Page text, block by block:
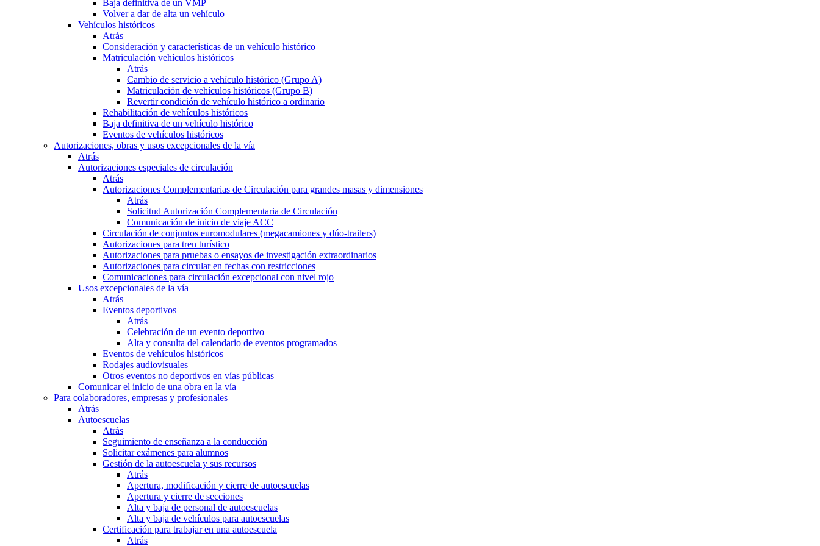
Baja definitiva de un VMP
Volver a dar de alta un vehículo
Vehículos históricos
Atrás
Consideración y características de un vehículo histórico
Matriculación vehículos históricos
Atrás
Cambio de servicio a vehículo histórico (Grupo A)
Matriculación de vehículos históricos (Grupo B)
Revertir condición de vehículo histórico a ordinario
Rehabilitación de vehículos históricos
Baja definitiva de un vehículo histórico
Eventos de vehículos históricos
Autorizaciones, obras y usos excepcionales de la vía
Atrás
Autorizaciones especiales de circulación
Atrás
Autorizaciones Complementarias de Circulación para grandes masas y dimensiones
Atrás
Solicitud Autorización Complementaria de Circulación
Comunicación de inicio de viaje ACC
Circulación de conjuntos euromodulares (megacamiones y dúo-trailers)
Autorizaciones para tren turístico
Autorizaciones para pruebas o ensayos de investigación extraordinarios
Autorizaciones para circular en fechas con restricciones
Comunicaciones para circulación excepcional con nivel rojo
Usos excepcionales de la vía
Atrás
Eventos deportivos
Atrás
Celebración de un evento deportivo
Alta y consulta del calendario de eventos programados
Eventos de vehículos históricos
Rodajes audiovisuales
Otros eventos no deportivos en vías públicas
Comunicar el inicio de una obra en la vía
Para colaboradores, empresas y profesionales
Atrás
Autoescuelas
Atrás
Seguimiento de enseñanza a la conducción
Solicitar exámenes para alumnos
Gestión de la autoescuela y sus recursos
Atrás
Apertura, modificación y cierre de autoescuelas
Apertura y cierre de secciones
Alta y baja de personal de autoescuelas
Alta y baja de vehículos para autoescuelas
Certificación para trabajar en una autoescuela
Atrás